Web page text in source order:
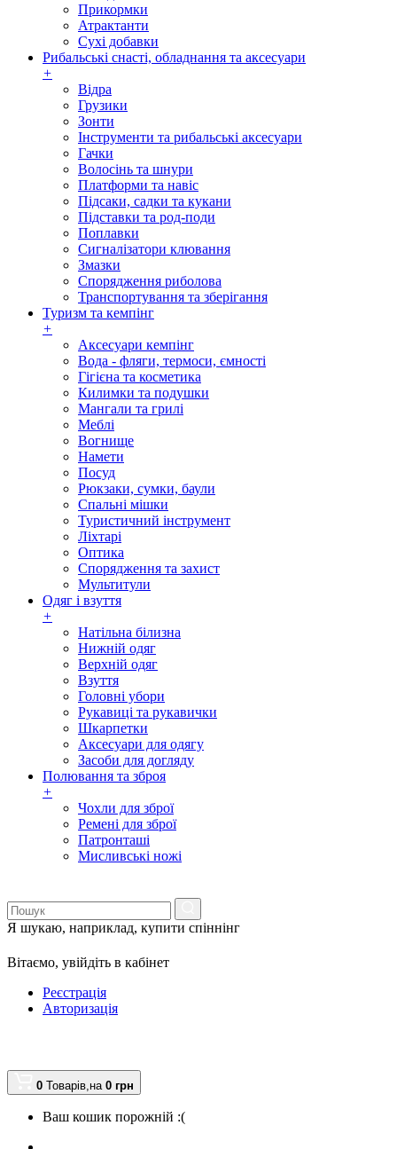
Прикормки
Атрактанти
Сухі добавки
Рибальські снасті, обладнання та аксесуари
+
Відра
Грузики
Зонти
Інструменти та рибальські аксесуари
Гачки
Волосінь та шнури
Платформи та навіс
Підсаки, садки та кукани
Підставки та род-поди
Поплавки
Сигналізатори клювання
Змазки
Спорядження риболова
Транспортування та зберігання
Туризм та кемпінг
+
Аксесуари кемпінг
Вода - фляги, термоси, ємності
Гігієна та косметика
Килимки та подушки
Мангали та грилі
Меблі
Вогнище
Намети
Посуд
Рюкзаки, сумки, баули
Спальні мішки
Туристичний інструмент
Ліхтарі
Оптика
Спорядження та захист
Мультитули
Одяг і взуття
+
Натільна білизна
Нижній одяг
Верхній одяг
Взуття
Головні убори
Рукавиці та рукавички
Шкарпетки
Аксесуари для одягу
Засоби для догляду
Полювання та зброя
+
Чохли для зброї
Ремені для зброї
Патронташі
Мисливські ножі
Я шукаю, наприклад, купити спіннінг
Вітаємо, увійдіть в кабінет
Реєстрація
Авторизація
0 Товарів,на 0 грн
Ваш кошик порожній :(